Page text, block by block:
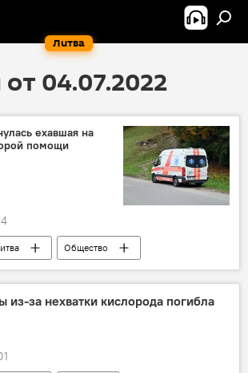
Литва
04.07.2022
ехавшая на
помощи
Общество
помощь (СМП)
из-за нехватки кислорода погибла